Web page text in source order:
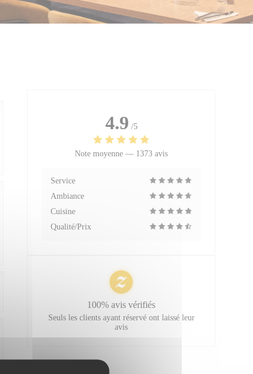
4.9 /5
Note moyenne — 1373 avis
Service
Ambiance
Cuisine
Qualité/Prix
100% avis vérifiés
Seuls les clients ayant réservé ont laissé leur
avis